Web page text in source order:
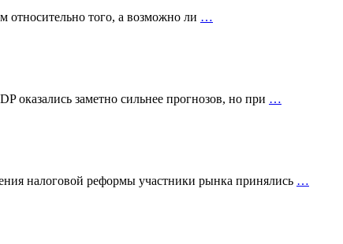
относительно того, а возможно ли …
оказались заметно сильнее прогнозов, но при …
налоговой реформы участники рынка принялись …